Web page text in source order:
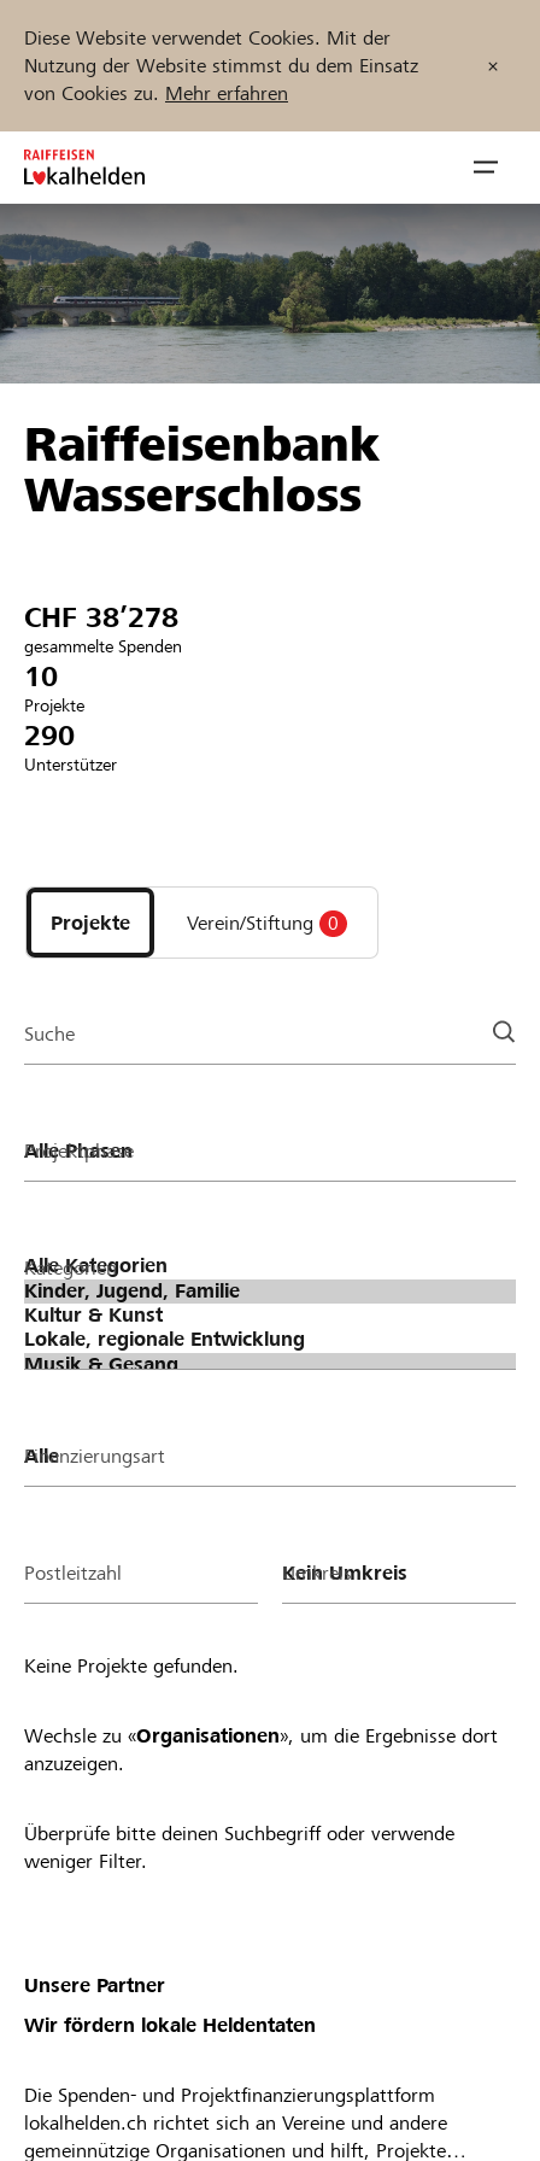
Diese Website verwendet Cookies. Mit der
Nutzung der Website stimmst du dem Einsatz
von Cookies zu. Mehr erfahren
Zum
Inhalt
springen
öffnen
Unterstützen
Hilfe & Support
Anmelden
Projekte und Organisationen finden
Jetzt starten
DE FR IT
Raiffeisenbank
Wasserschloss
CHF 38’278
gesammelte Spenden
10
Projekte
290
Unterstützer
Projekte
und
Organisationen
Projekte Verein/Stiftung 0
Suche
Projektphase
Kategorien
Finanzierungsart
Postleitzahl Umkreis
Keine Projekte gefunden.
Wechsle zu «Organisationen», um die Ergebnisse dort
anzuzeigen.
Überprüfe bitte deinen Suchbegriff oder verwende
weniger Filter.
Unsere Partner
Wir fördern lokale Heldentaten
Die Spenden- und Projektfinanzierungsplattform
lokalhelden.ch richtet sich an Vereine und andere
gemeinnützige Organisationen und hilft, Projekte